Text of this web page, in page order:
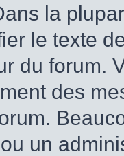
la
le texte
du forum.
des
un